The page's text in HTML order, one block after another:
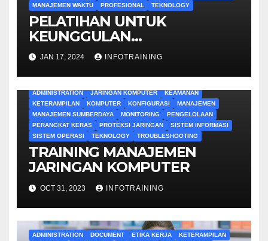
MANAJEMEN WAKTU
PROFESIONAL TEKNOLOGY
PELATIHAN UNTUK
KEUNGGULAN
ADMINISTRATIF
JAN 17, 2024 INFOTRAINING
ADMINISTRATION JARINGAN KOMPUTER
KEAMANAN
KETERAMPILAN
KOMPUTER KONFIGURASI
MANAJEMEN
MANAJEMEN SUMBERDAYA
MONITORING
PENGELOLAAN
PERANGKAT KERAS
PROTEKSI JARINGAN
SISTEM INFORMASI
SISTEM OPERASI
TEKNOLOGY TROUBLESHOOTING
TRAINING MANAJEMEN
JARINGAN KOMPUTER
OCT 31, 2023 INFOTRAINING
ADMINISTRATION DOCUMENT ETIKA KERJA
KETERAMPILAN